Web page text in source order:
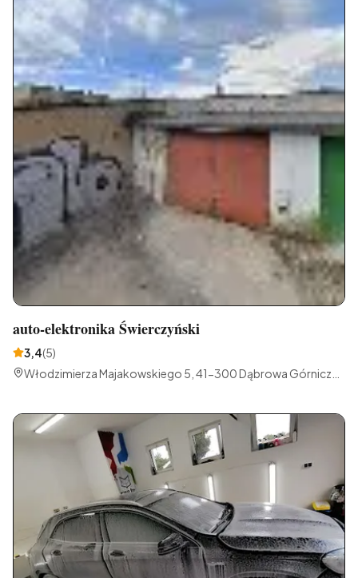
auto-elektronika Świerczyński
3,4(5)
Włodzimierza Majakowskiego 5, 41-300 Dąbrowa Górnicza,